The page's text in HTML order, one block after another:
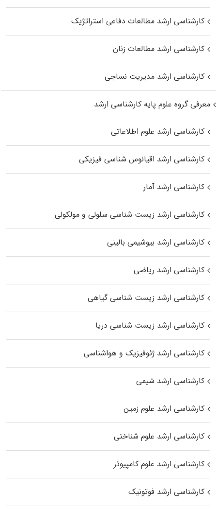
کارشناسی ارشد مطالعات دفاعی استراتژیک
کارشناسی ارشد مطالعات زنان
کارشناسی ارشد مدیریت نساجی
معرفی گروه علوم پایه کارشناسی ارشد
کارشناسی ارشد علوم اطلاعاتی
کارشناسی ارشد اقیانوس‌ شناسی فیزیکی
کارشناسی ارشد آمار
کارشناسی ارشد زیست شناسی سلولی و مولکولی
کارشناسی ارشد بیوشیمی بالینی
کارشناسی ارشد ریاضی
کارشناسی ارشد زیست‌ شناسی گیاهی
کارشناسی ارشد زیست‌ شناسی دریا
کارشناسی ارشد ژئوفیزیک و هواشناسی
کارشناسی ارشد شیمی
کارشناسی ارشد علوم زمین
کارشناسی ارشد علوم شناختی
کارشناسی ارشد علوم کامپیوتر
کارشناسی ارشد فوتونیک